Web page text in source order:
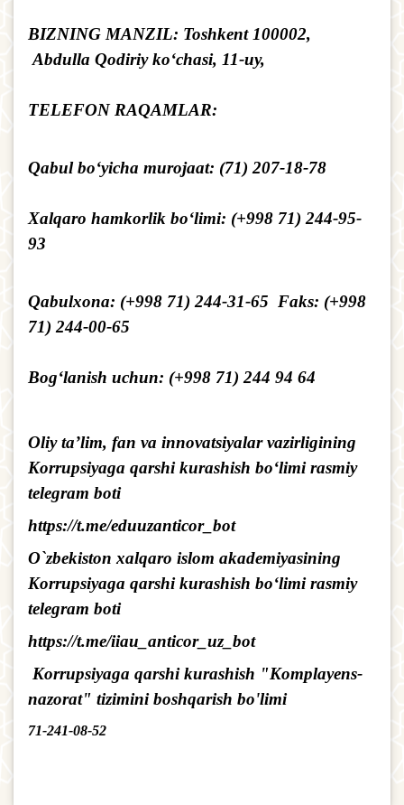
BIZNING MANZIL: Toshkent 100002,
Abdulla Qodiriy ko‘chasi, 11-uy,
TELEFON RAQAMLAR:
Qabul bo‘yicha murojaat: (71) 207-18-78
Xalqaro hamkorlik bo‘limi: (+998 71) 244-95-
93
Qabulxona: (+998 71) 244-31-65 Faks: (+998
71) 244-00-65
Bog‘lanish uchun: (+998 71) 244 94 64
Oliy ta’lim, fan va innovatsiyalar vazirligining
Korrupsiyaga qarshi kurashish bo‘limi rasmiy
telegram boti
https://t.me/eduuzanticor_bot
O`zbekiston xalqaro islom akademiyasining
Korrupsiyaga qarshi kurashish bo‘limi rasmiy
telegram boti
https://t.me/iiau_anticor_uz_bot
Korrupsiyaga qarshi kurashish "Komplayens-
nazorat" tizimini boshqarish bo'limi
71-241-08-52